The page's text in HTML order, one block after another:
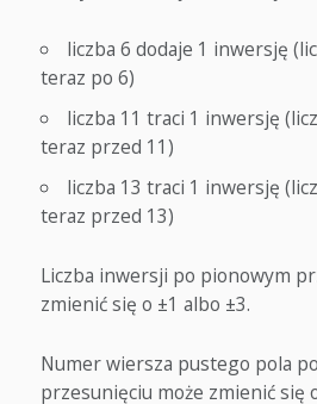
liczba 6 dodaje 1 inwersję
teraz po 6)
liczba 11 traci 1 inwersję
teraz przed 11)
liczba 13 traci 1 inwersję
teraz przed 13)
Liczba inwersji po pionowym
zmienić się o ±1 albo ±3.
Numer wiersza pustego pola
przesunięciu może zmienić się